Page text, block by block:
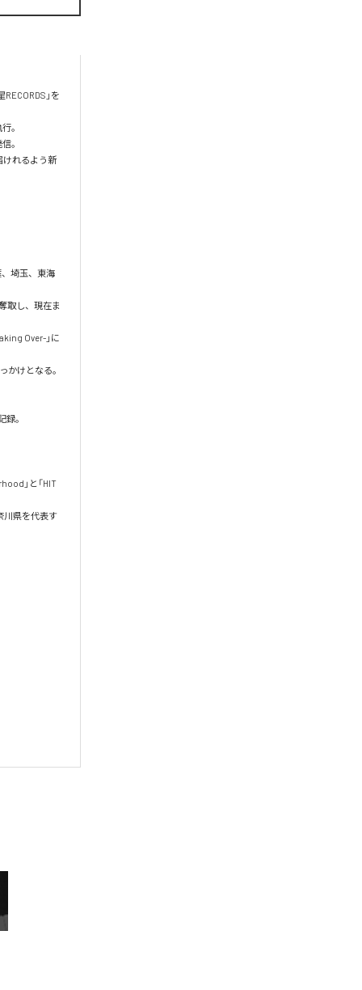
」を
。
。
けれるよう新
埼玉、東海
取し、現在ま
Over-」に
かけとなる。
録。
」と「HIT
川県を代表す